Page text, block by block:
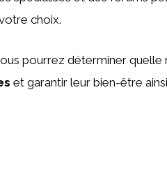
choix.
pourrez déterminer quelle
et garantir leur bien-être